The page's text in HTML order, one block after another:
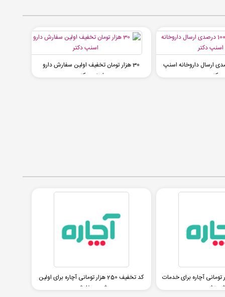
100 درصدی ارسال داروخانه اسنپ
دکتر
30 هزار تومان تخفیف اولین سفارش دارو
اسنپ دکتر
200 هزار تومانی آچاره برای خدمات
کد تخفیف 250 هزار تومانی آچاره برای اولین
ثبت سفارش